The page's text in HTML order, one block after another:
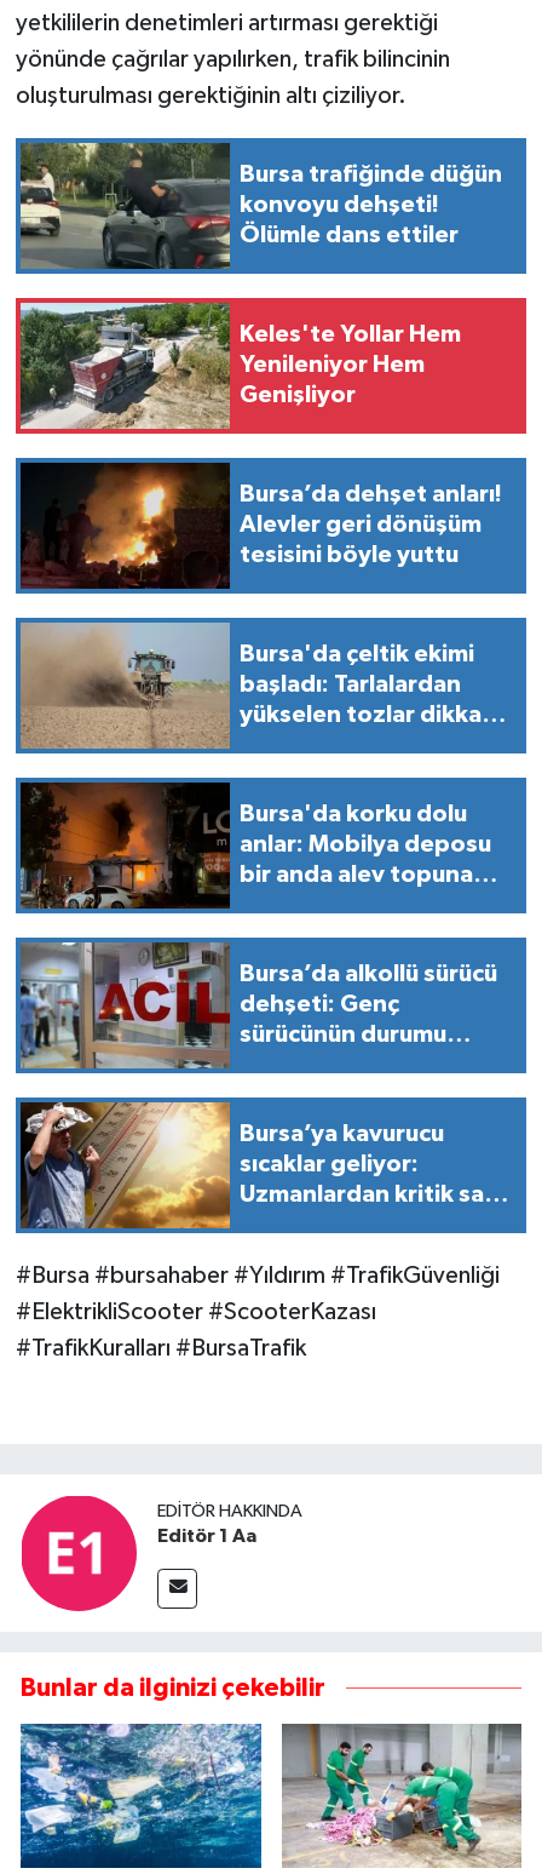
yetkililerin denetimleri artırması gerektiği
yönünde çağrılar yapılırken, trafik bilincinin
oluşturulması gerektiğinin altı çiziliyor.
Bursa trafiğinde düğün
konvoyu dehşeti!
Ölümle dans ettiler
Keles'te Yollar Hem
Yenileniyor Hem
Genişliyor
Bursa’da dehşet anları!
Alevler geri dönüşüm
tesisini böyle yuttu
Bursa'da çeltik ekimi
başladı: Tarlalardan
yükselen tozlar dikkat
Bursa'da korku dolu
anlar: Mobilya deposu
bir anda alev topuna
Bursa’da alkollü sürücü
dehşeti: Genç
sürücünün durumu
Bursa’ya kavurucu
sıcaklar geliyor:
Uzmanlardan kritik saat
#Bursa #bursahaber #Yıldırım #TrafikGüvenliği
#ElektrikliScooter #ScooterKazası
#TrafikKuralları #BursaTrafik
EDITÖR HAKKINDA
Editör 1 Aa
Bunlar da ilginizi çekebilir